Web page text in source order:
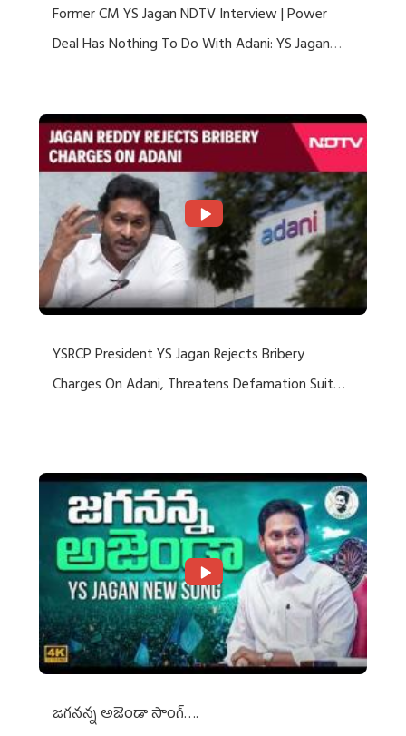
Former CM YS Jagan NDTV Interview | Power
Deal Has Nothing To Do With Adani: YS Jagan
YSRCP President YS Jagan Rejects Bribery
Charges On Adani, Threatens Defamation Suit
జగనన్న అజెండా సాంగ్….